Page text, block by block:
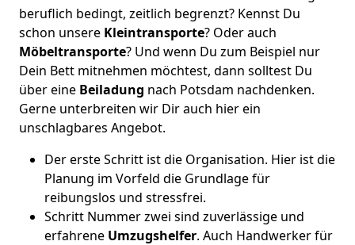
beruflich bedingt, zeitlich begrenzt? Kennst Du
schon unsere Kleintransporte? Oder auch
Möbeltransporte? Und wenn Du zum Beispiel nur
Dein Bett mitnehmen möchtest, dann solltest Du
über eine Beiladung nach Potsdam nachdenken.
Gerne unterbreiten wir Dir auch hier ein
unschlagbares Angebot.
Der erste Schritt ist die Organisation. Hier ist die
Planung im Vorfeld die Grundlage für
reibungslos und stressfrei.
Schritt Nummer zwei sind zuverlässige und
erfahrene Umzugshelfer. Auch Handwerker für